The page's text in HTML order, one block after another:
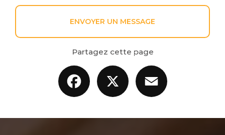
ENVOYER UN MESSAGE
Partagez cette page
Facebook